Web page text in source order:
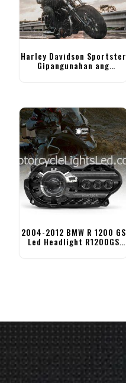
Harley Davidson Sportster
Gipangunahan ang
Headlight 5.75 pulgada
2004-2012 BMW R 1200 GS
Led Headlight R1200GS